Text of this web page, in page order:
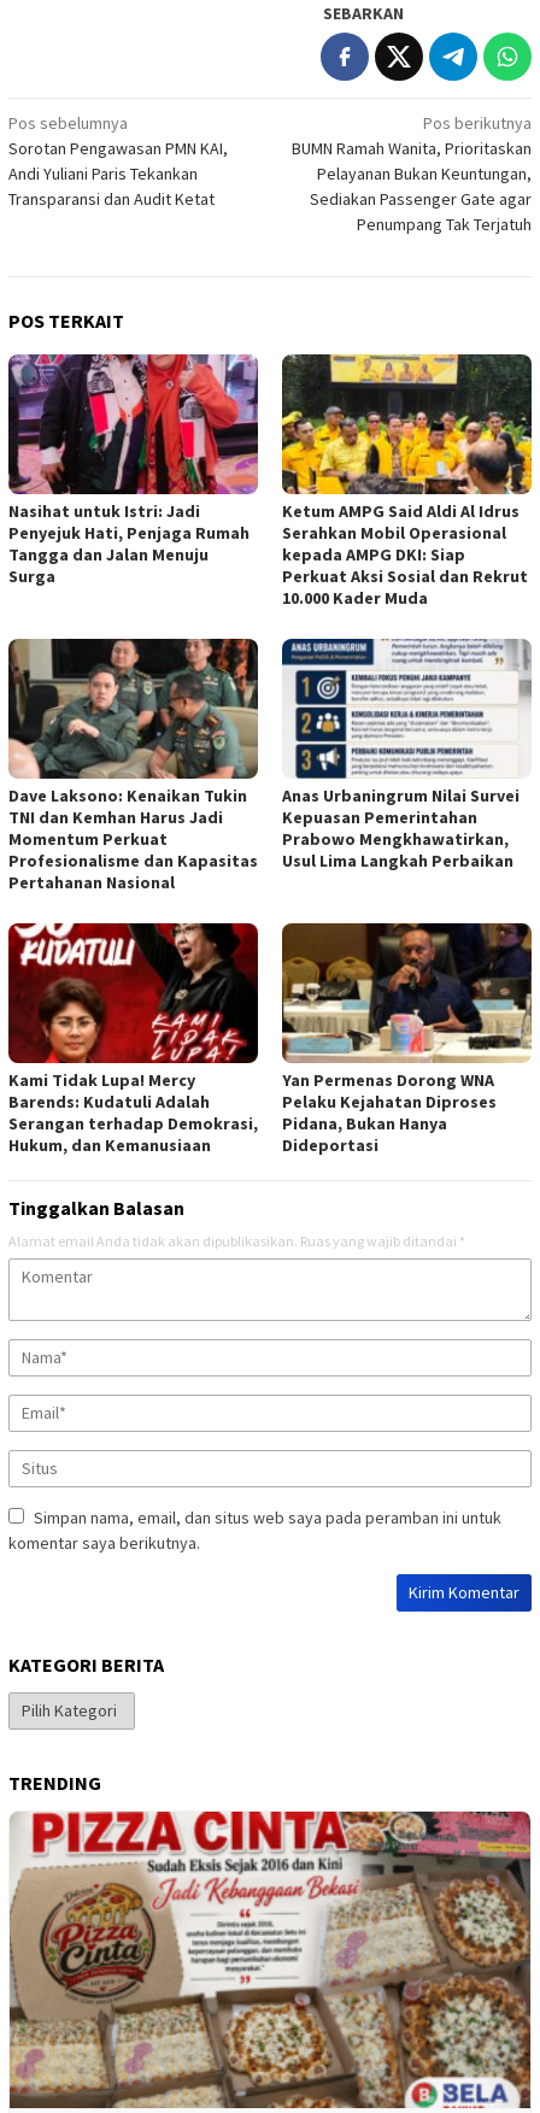
SEBARKAN
Navigasi
pos
Pos sebelumnya
Sorotan Pengawasan PMN KAI,
Andi Yuliani Paris Tekankan
Transparansi dan Audit Ketat
Pos berikutnya
BUMN Ramah Wanita, Prioritaskan
Pelayanan Bukan Keuntungan,
Sediakan Passenger Gate agar
Penumpang Tak Terjatuh
POS TERKAIT
Nasihat untuk Istri: Jadi
Penyejuk Hati, Penjaga Rumah
Tangga dan Jalan Menuju
Surga
Ketum AMPG Said Aldi Al Idrus
Serahkan Mobil Operasional
kepada AMPG DKI: Siap
Perkuat Aksi Sosial dan Rekrut
10.000 Kader Muda
Dave Laksono: Kenaikan Tukin
TNI dan Kemhan Harus Jadi
Momentum Perkuat
Profesionalisme dan Kapasitas
Pertahanan Nasional
Anas Urbaningrum Nilai Survei
Kepuasan Pemerintahan
Prabowo Mengkhawatirkan,
Usul Lima Langkah Perbaikan
Kami Tidak Lupa! Mercy
Barends: Kudatuli Adalah
Serangan terhadap Demokrasi,
Hukum, dan Kemanusiaan
Yan Permenas Dorong WNA
Pelaku Kejahatan Diproses
Pidana, Bukan Hanya
Dideportasi
Tinggalkan Balasan
Alamat email Anda tidak akan dipublikasikan. Ruas yang wajib ditandai *
Simpan nama, email, dan situs web saya pada peramban ini untuk
komentar saya berikutnya.
KATEGORI BERITA
Kategori
Berita
TRENDING